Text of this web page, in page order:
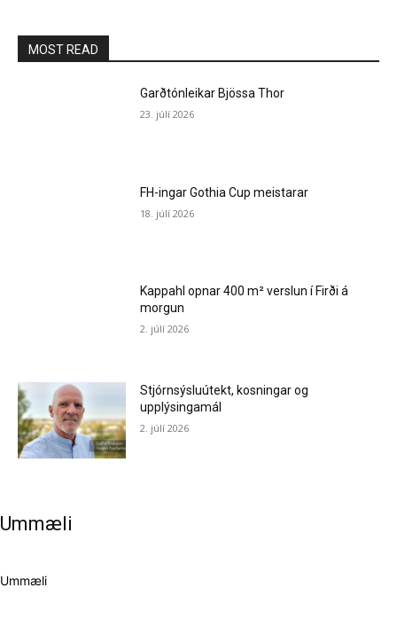
MOST READ
Garðtónleikar Bjössa Thor
23. júlí 2026
FH-ingar Gothia Cup meistarar
18. júlí 2026
Kappahl opnar 400 m² verslun í Firði á
morgun
2. júlí 2026
Stjórnsýsluútekt, kosningar og
upplýsingamál
2. júlí 2026
Ummæli
Ummæli